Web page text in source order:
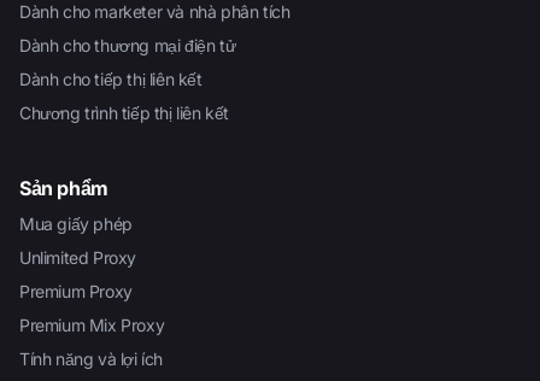
Dành cho marketer và nhà phân tích
Dành cho thương mại điện tử
Dành cho tiếp thị liên kết
Chương trình tiếp thị liên kết
Sản phẩm
Mua giấy phép
Unlimited Proxy
Premium Proxy
Premium Mix Proxy
Tính năng và lợi ích